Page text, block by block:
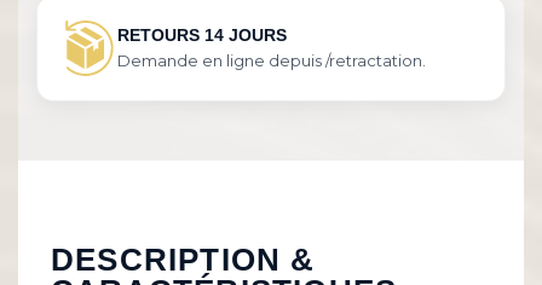
RETOURS 14 JOURS
Demande en ligne depuis /retractation.
DESCRIPTION &